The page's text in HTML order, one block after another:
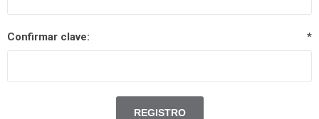
Confirmar clave: *